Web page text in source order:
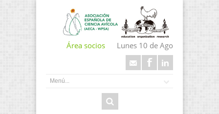
Área socios Lunes 10 de Ago